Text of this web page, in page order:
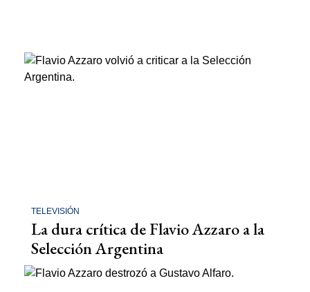
TELEVISIÓN
La dura crítica de Flavio Azzaro a la
Selección Argentina